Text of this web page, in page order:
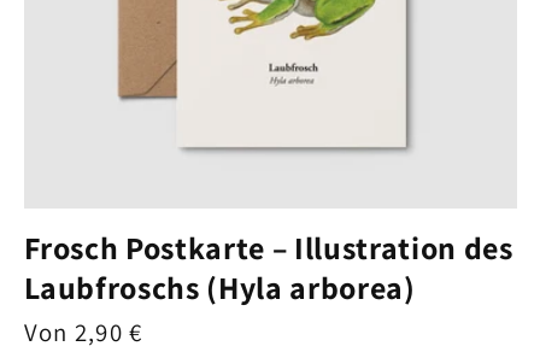
Frosch Postkarte – Illustration des
Laubfroschs (Hyla arborea)
Normaler
Von 2,90 €